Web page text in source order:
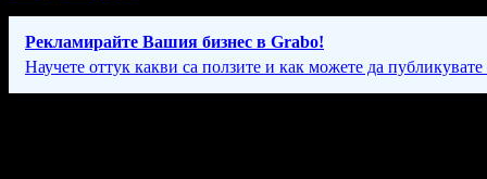
Рекламирайте Вашия бизнес в Grabo!
Научете оттук какви са ползите и как можете да публикувате